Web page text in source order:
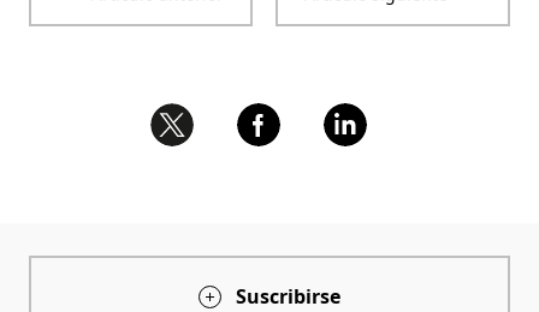
Suscribirse